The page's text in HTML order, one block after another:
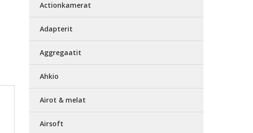
Actionkamerat
Adapterit
Aggregaatit
Ahkio
Airot & melat
Airsoft